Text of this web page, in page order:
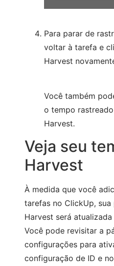
Para parar de
voltar à tarefa e
Harvest
Você também
o tempo
Harvest.
Veja seu
Harvest
À medida que você
tarefas no ClickUp,
Harvest será
Você pode revisitar a
configurações para
configuração de ID e